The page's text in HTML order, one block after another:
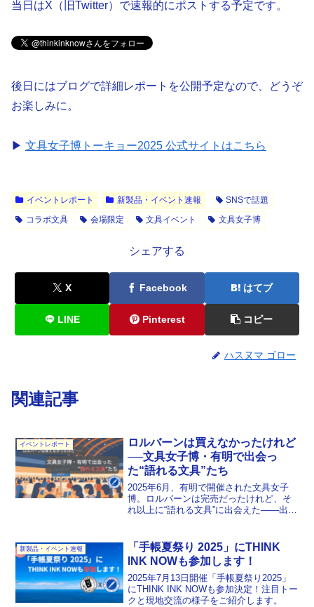
当日はX（旧Twitter）で速報的にポストする予定です。
後日にはブログで詳細レポートを公開予定なので、どうぞ
お楽しみに。
▶︎ 文具女子博トーキョー2025 公式サイトはこちら
イベントレポート 新製品・イベント速報
SNSで話題
コラボ文具
会場限定 文具イベント 文具女子博
シェアする
X Facebook はてブ
LINE Pinterest コピー
ハスヌマ ゴロー
関連記事
イベントレポート
ロルバーンは買えなかったけれど
──文具女子博・有明で出会っ
た“語れる文具”たち
2025年6月、有明で開催された文具女子
博。ロルバーンは完売だったけれど、そ
れ以上に“語れる文具”に出会えた——出展
新製品・イベント速報
「手帳夏祭り 2025」にTHINK
INK NOWも参加します！
2025年7月13日開催「手帳夏祭り2025」
にTHINK INK NOWも参加決定！注目トー
クと現地交流の様子をご紹介します。